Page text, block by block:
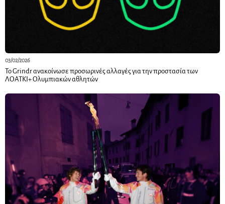
03/02/2026
Το Grindr ανακοίνωσε προσωρινές αλλαγές για την προστασία των
ΛΟΑΤΚΙ+ Ολυμπιακών αθλητών